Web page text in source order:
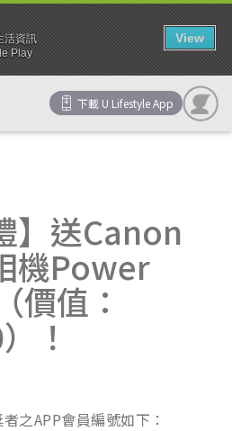
下載 U Lifestyle App
】送Canon
機Power
價值：
！
之APP會員編號如下：
活資訊
Play
View